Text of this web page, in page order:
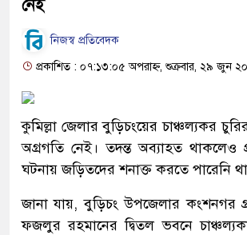
নেই
নিজস্ব প্রতিবেদক
প্রকাশিত : ০৭:১৩:০৫ অপরাহ্ন, শুক্রবার, ২৯ জুন
কুমিল্লা জেলার বুড়িচংয়ের চাঞ্চল্যকর
অগ্রগতি নেই। তদন্ত অব্যাহত থাকলেও
ঘটনায় জড়িতদের শনাক্ত করতে পারেনি
জানা যায়, বুড়িচং উপজেলার কংশনগর
ফজলুর রহমানের দ্বিতল ভবনে